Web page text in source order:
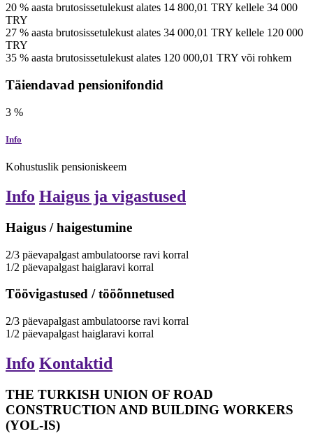
20 % aasta brutosissetulekustalates 14 800,01 TRY kellele 34 000
TRY
27 % aasta brutosissetulekustalates 34 000,01 TRY kellele 120 000
TRY
35 % aasta brutosissetulekustalates 120 000,01 TRY või rohkem
Täiendavad pensionifondid
3 %
Info
Kohustuslik pensioniskeem
Info Haigus ja vigastused
Haigus / haigestumine
2/3 päevapalgast ambulatoorse ravi korral
1/2 päevapalgast haiglaravi korral
Töövigastused / tööõnnetused
2/3 päevapalgast ambulatoorse ravi korral
1/2 päevapalgast haiglaravi korral
Info Kontaktid
THE TURKISH UNION OF ROAD
CONSTRUCTION AND BUILDING WORKERS
(YOL-IS)